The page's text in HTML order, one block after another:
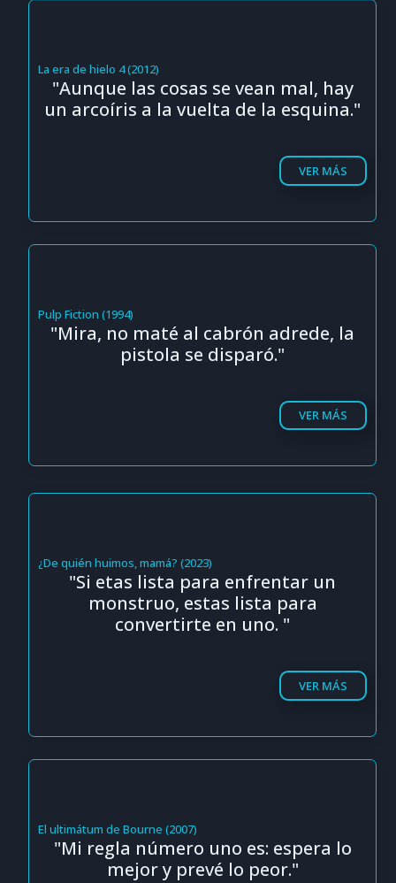
La era de hielo 4 (2012)
"Aunque las cosas se vean mal, hay
un arcoíris a la vuelta de la esquina."
VER MÁS
Pulp Fiction (1994)
"Mira, no maté al cabrón adrede, la
pistola se disparó."
VER MÁS
¿De quién huimos, mamá? (2023)
"Si etas lista para enfrentar un
monstruo, estas lista para
convertirte en uno. "
VER MÁS
El ultimátum de Bourne (2007)
"Mi regla número uno es: espera lo
mejor y prevé lo peor."